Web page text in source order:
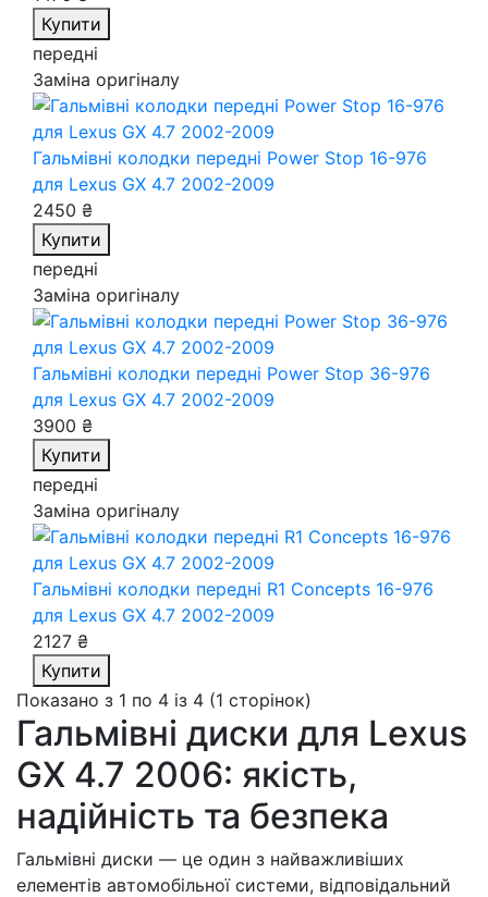
Купити
передні
Заміна оригіналу
Гальмівні колодки передні Power Stop 16-976
для Lexus GX 4.7 2002-2009
2450 ₴
Купити
передні
Заміна оригіналу
Гальмівні колодки передні Power Stop 36-976
для Lexus GX 4.7 2002-2009
3900 ₴
Купити
передні
Заміна оригіналу
Гальмівні колодки передні R1 Concepts 16-976
для Lexus GX 4.7 2002-2009
2127 ₴
Купити
Показано з 1 по 4 із 4 (1 сторінок)
Гальмівні диски для Lexus
GX 4.7 2006: якість,
надійність та безпека
Гальмівні диски — це один з найважливіших
елементів автомобільної системи, відповідальний